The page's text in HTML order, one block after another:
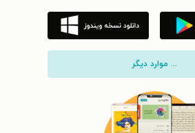
... موارد دیگر